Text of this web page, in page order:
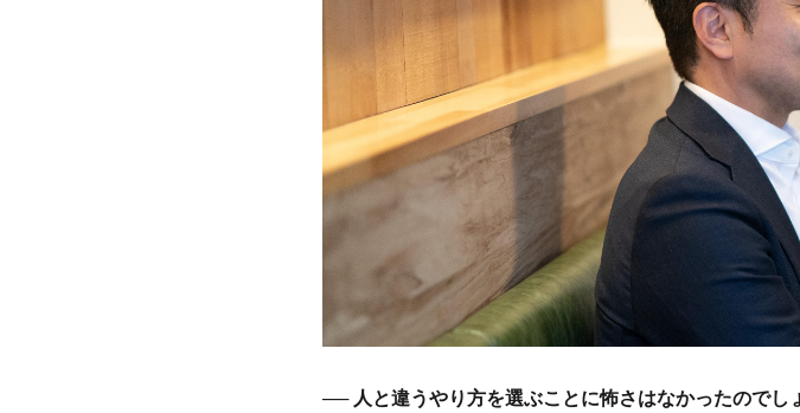
── 人と違うやり方を選ぶことに怖さはなかったのでし